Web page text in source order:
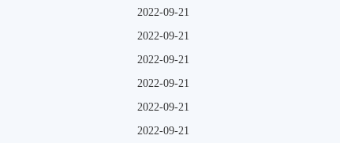
2022-09-21
2022-09-21
2022-09-21
2022-09-21
2022-09-21
2022-09-21